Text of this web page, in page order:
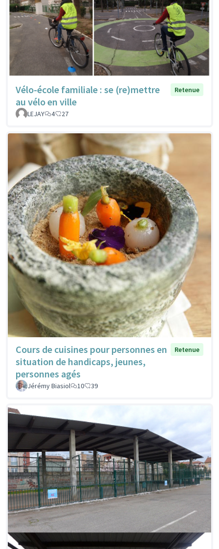
Vélo-école familiale : se (re)mettre
au vélo en ville
Retenue
LEJAY 4 27
Cours de cuisines pour personnes en
situation de handicaps, jeunes,
personnes agés
Retenue
Jérémy Biasiol 10 39